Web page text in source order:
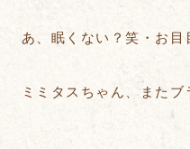
あ、眠くない？笑・お目
ミミタスちゃん、また